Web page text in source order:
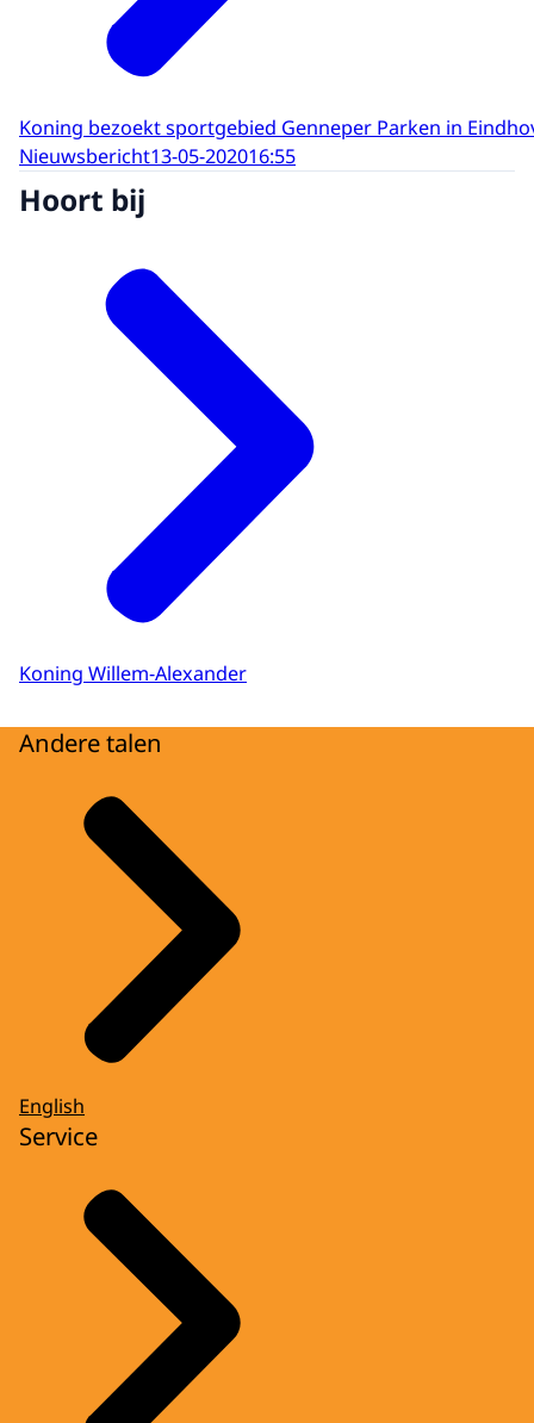
Koning bezoekt sportgebied Genneper Parken in
Nieuwsbericht13-05-202016:55
Hoort bij
Koning Willem-Alexander
Andere talen
English
Service